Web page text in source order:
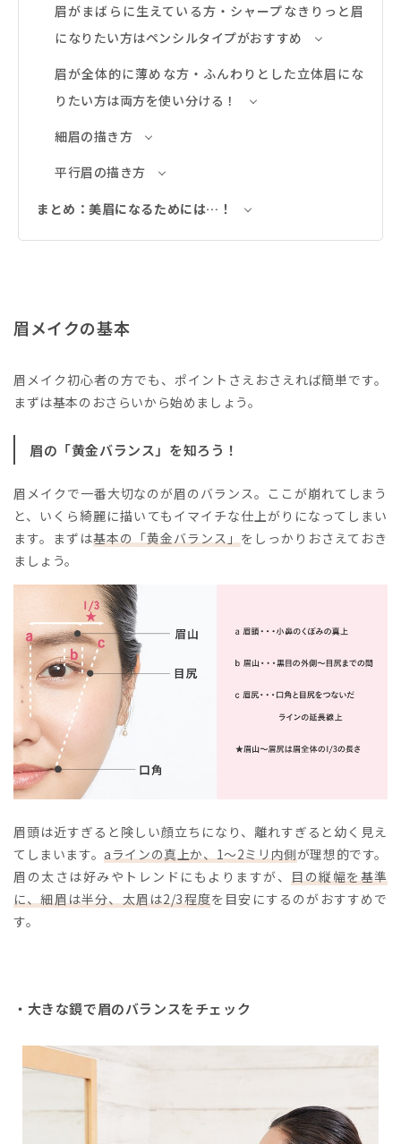
眉がまばらに生えている方・シャープなきりっと眉
になりたい方はペンシルタイプがおすすめ
眉が全体的に薄めな方・ふんわりとした立体眉にな
りたい方は両方を使い分ける！
細眉の描き方
平行眉の描き方
まとめ：美眉になるためには…！
眉メイクの基本
眉メイク初心者の方でも、ポイントさえおさえれば簡単です。
まずは基本のおさらいから始めましょう。
眉の「黄金バランス」を知ろう！
眉メイクで一番大切なのが眉のバランス。ここが崩れてしまう
と、いくら綺麗に描いてもイマイチな仕上がりになってしまい
ます。まずは基本の「黄金バランス」 をしっかりおさえておき
ましょう。
眉頭は近すぎると険しい顔立ちになり、離れすぎると幼く見え
てしまいます。aラインの真上か、1～2ミリ内側が理想的です。
眉の太さは好みやトレンドにもよりますが、目の縦幅を基準
に、細眉は半分、太眉は2/3程度を目安にするのがおすすめで
す。
・大きな鏡で眉のバランスをチェック